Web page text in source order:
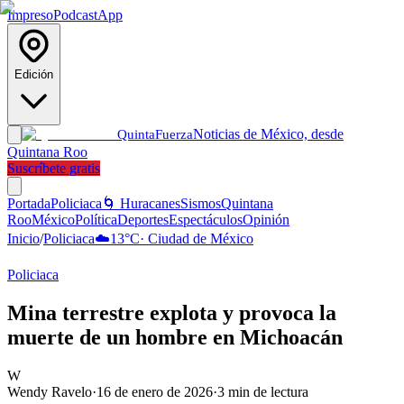
ImpresoPodcastApp
Edición
QuintaFuerzaNoticias de México, desde
Quintana Roo
Suscríbete gratis
PortadaPoliciaca 🌀 HuracanesSismosQuintana
RooMéxicoPolíticaDeportesEspectáculosOpinión
Inicio/Policiaca☁️13°C· Ciudad de México
Policiaca
Mina terrestre explota y provoca la
muerte de un hombre en Michoacán
W
Wendy Ravelo·16 de enero de 2026·3 min de lectura